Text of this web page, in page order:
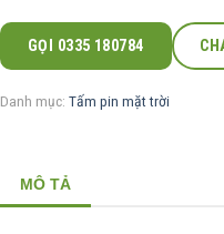
GỌI 0335 180784
Danh mục: Tấm pin mặt trời
MÔ TẢ